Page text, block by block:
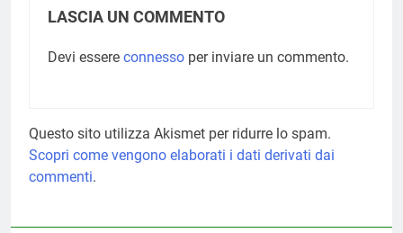
LASCIA UN COMMENTO
Devi essere connesso per inviare un commento.
Questo sito utilizza Akismet per ridurre lo spam.
Scopri come vengono elaborati i dati derivati dai
commenti.